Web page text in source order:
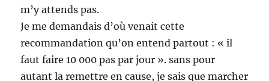
m’y attends pas.
Je me demandais d’où venait cette
recommandation qu’on entend partout : « il
faut faire 10 000 pas par jour ». sans pour
autant la remettre en cause, je sais que marcher